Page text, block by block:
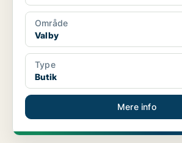
Område
Valby
Type
Butik
Mere info